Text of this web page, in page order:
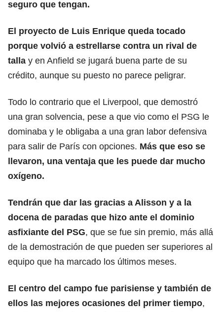
seguro que tengan.
El proyecto de Luis Enrique queda tocado
porque volvió a estrellarse contra un rival de
talla y en Anfield se jugará buena parte de su
crédito, aunque su puesto no parece peligrar.
Todo lo contrario que el Liverpool, que demostró
una gran solvencia, pese a que vio como el PSG le
dominaba y le obligaba a una gran labor defensiva
para salir de París con opciones. Más que eso se
llevaron, una ventaja que les puede dar mucho
oxígeno.
Tendrán que dar las gracias a Alisson y a la
docena de paradas que hizo ante el dominio
asfixiante del PSG, que se fue sin premio, más allá
de la demostración de que pueden ser superiores al
equipo que ha marcado los últimos meses.
El centro del campo fue parisiense y también de
ellos las mejores ocasiones del primer tiempo,